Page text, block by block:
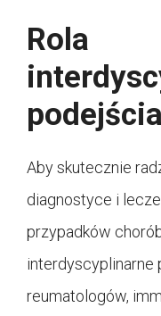
Rola
podejścia
Aby skutecznie
diagnostyce i
przypadków
interdyscyplinarne
reumatologów,